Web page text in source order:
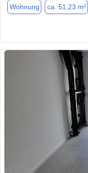
Wohnung ca. 51,23 m²